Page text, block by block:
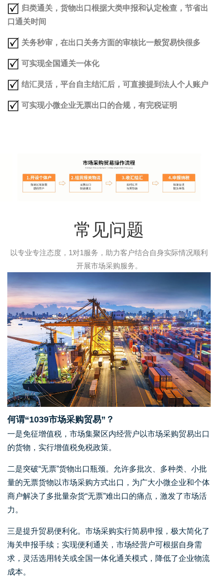
归类通关，货物出口根据大类申报和认定检查，节省出
口通关时间
关务秒审，在出口关务方面的审核比一般贸易快很多
可实现全国通关一体化
结汇灵活，平台自主结汇后，可直接提到法人个人账户
可实现小微企业无票出口的合规，有完税证明
常见问题
以专业专注态度，1对1服务，助力客户结合自身实际情况顺利
开展市场采购服务。
何谓“1039市场采购贸易”？
一是免征增值税，市场集聚区内经营户以市场采购贸易出口
的货物，实行增值税免税政策。
二是突破“无票”货物出口瓶颈。允许多批次、多种类、小批
量的无票货物以市场采购方式出口，为广大小微企业和个体
商户解决了多批量杂货“无票”难出口的痛点，激发了市场活
力。
三是提升贸易便利化。市场采购实行简易申报，极大简化了
海关申报手续；实现便利通关，市场经营户可根据自身需
求，灵活选用转关或全国一体化通关模式，降低了企业物流
成本。